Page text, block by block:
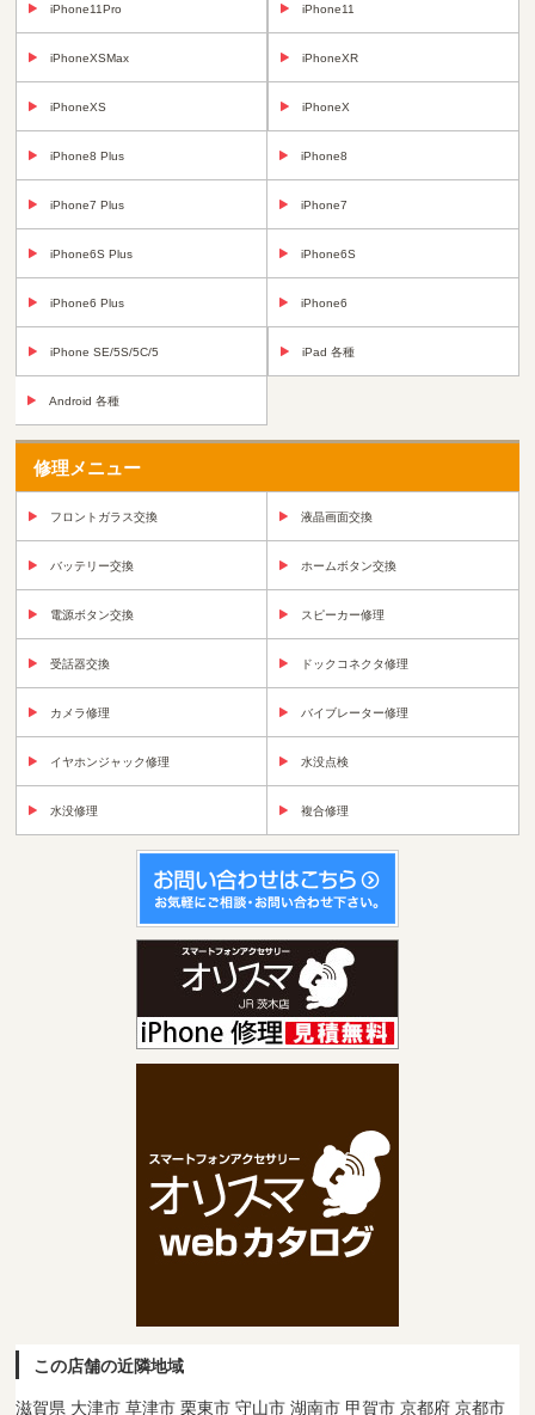
iPhone11Pro iPhone11
iPhoneXSMax iPhoneXR
iPhoneXS iPhoneX
iPhone8 Plus iPhone8
iPhone7 Plus iPhone7
iPhone6S Plus iPhone6S
iPhone6 Plus iPhone6
iPhone SE/5S/5C/5 iPad 各種
Android 各種
修理メニュー
フロントガラス交換 液晶画面交換
バッテリー交換 ホームボタン交換
電源ボタン交換 スピーカー修理
受話器交換 ドックコネクタ修理
カメラ修理 バイブレーター修理
イヤホンジャック修理 水没点検
水没修理 複合修理
この店舗の近隣地域
滋賀県 大津市 草津市 栗東市 守山市 湖南市 甲賀市 京都府 京都市